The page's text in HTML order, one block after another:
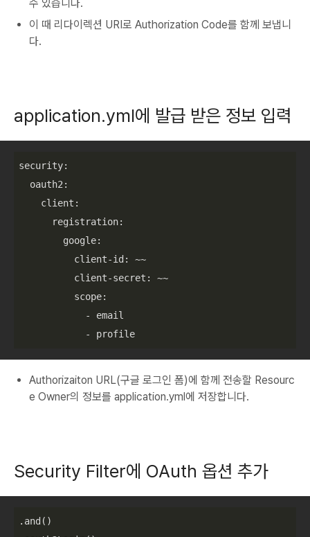
수 있습니다.
이 때 리다이렉션 URI로 Authorization Code를 함께 보냅니
다.
application.yml에 발급 받은 정보 입력
security:
  oauth2:
    client:
      registration:
        google:
          client-id: ~~
          client-secret: ~~
          scope:
            - email
            - profile
Authorizaiton URL(구글 로그인 폼)에 함께 전송할 Resourc
e Owner의 정보를 application.yml에 저장합니다.
Security Filter에 OAuth 옵션 추가
.and